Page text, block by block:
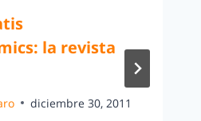
la revista
diciembre 30, 2011